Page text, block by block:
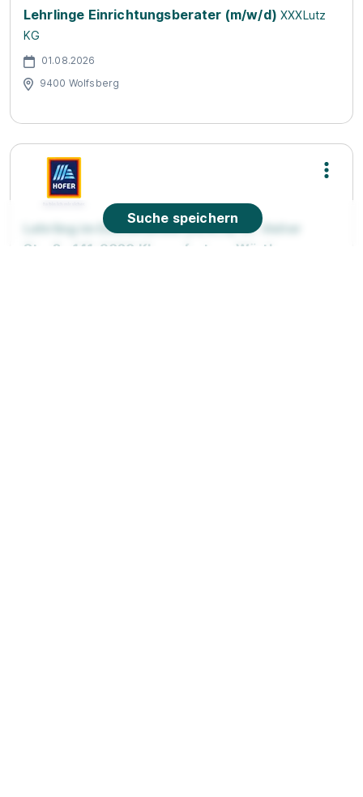
Lehrlinge Einrichtungsberater (m/w/d) XXXLutz
KG
01.08.2026
9400 Wolfsberg
Lehrling im Einzelhandel (m/w/d) St. Veiter
Straße 141, 9020 Klagenfurt am Wörthersee
Suche speichern